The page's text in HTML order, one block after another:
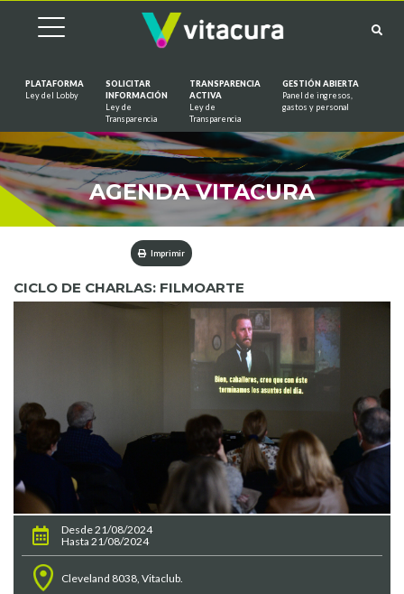
PLATAFORMA
Ley del Lobby
SOLICITAR
INFORMACIÓN
Ley de
Transparencia
TRANSPARENCIA
ACTIVA
Ley de
Transparencia
GESTIÓN ABIERTA
Panel de ingresos,
gastos y personal
AGENDA VITACURA
Imprimir
CICLO DE CHARLAS: FILMOARTE
Desde 21/08/2024
Hasta 21/08/2024
Cleveland 8038, Vitaclub.